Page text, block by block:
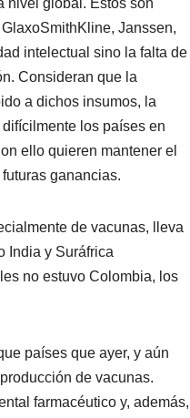
nivel global. Estos son
Janssen,
intelectual sino la falta de
Consideran que la
a dichos insumos, la
los países en
ello quieren mantener el
ganancias.
de vacunas, lleva
India y Suráfrica
no estuvo Colombia, los
países que ayer, y aún
de vacunas.
farmacéutico y, además,